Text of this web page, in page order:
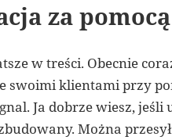
za pomocą
w treści. Obecnie
swoimi klientami przy
Ja dobrze wiesz,
Można